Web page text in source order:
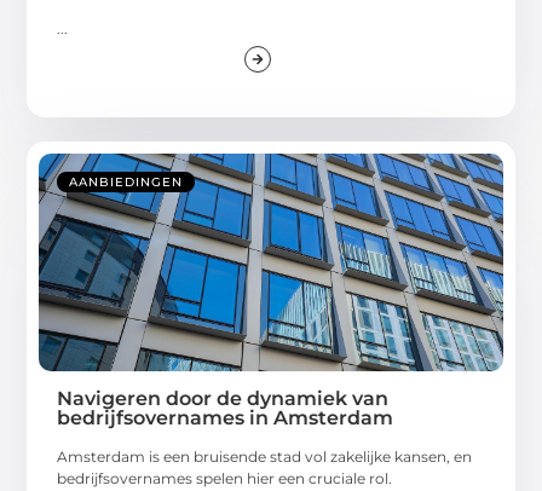
...
AANBIEDINGEN
Navigeren door de dynamiek van
bedrijfsovernames in Amsterdam
Amsterdam is een bruisende stad vol zakelijke kansen, en
bedrijfsovernames spelen hier een cruciale rol.